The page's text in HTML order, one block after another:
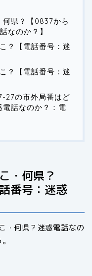
県？【0837から
なのか？】
？【電話番号：迷
？【電話番号：迷
の市外局番はど
話なのか？：電
・何県？
番号：迷惑
・何県？迷惑電話なの